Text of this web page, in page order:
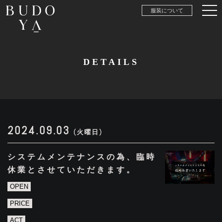
服装について
DETAILS
2024.09.03 (火曜日)
システムメンテナンスの為、臨時
休業とさせていただきます。
OPEN
PRICE
ACT